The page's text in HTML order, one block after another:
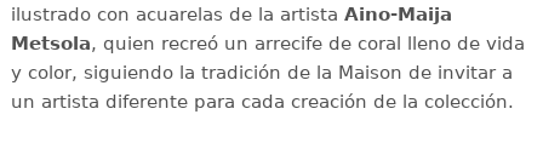
ilustrado con acuarelas de la artista Aino-Maija
Metsola, quien recreó un arrecife de coral lleno de vida
y color, siguiendo la tradición de la Maison de invitar a
un artista diferente para cada creación de la colección.